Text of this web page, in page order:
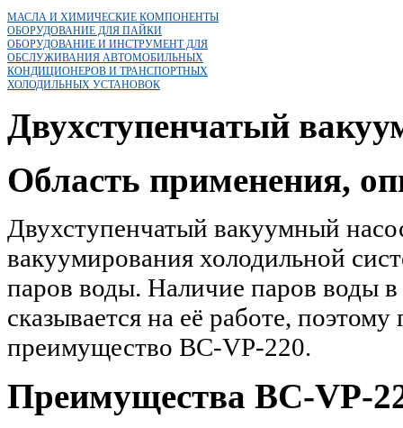
МАСЛА И ХИМИЧЕСКИЕ КОМПОНЕНТЫ
ОБОРУДОВАНИЕ ДЛЯ ПАЙКИ
ОБОРУДОВАНИЕ И ИНСТРУМЕНТ ДЛЯ
ОБСЛУЖИВАНИЯ АВТОМОБИЛЬНЫХ
КОНДИЦИОНЕРОВ И ТРАНСПОРТНЫХ
ХОЛОДИЛЬНЫХ УСТАНОВОК
Двухступенчатый
Область применения,
Двухступенчатый вакуумный
вакуумирования холодильной
паров воды. Наличие паров воды
сказывается на её работе,
преимущество BC-VP-220.
Преимущества BC-VP-